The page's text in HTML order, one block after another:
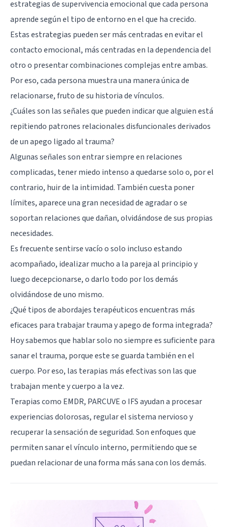
estrategias de supervivencia emocional que cada persona
aprende según el tipo de entorno en el que ha crecido.
Estas estrategias pueden ser más centradas en evitar el
contacto emocional, más centradas en la dependencia del
otro o presentar combinaciones complejas entre ambas.
Por eso, cada persona muestra una manera única de
relacionarse, fruto de su historia de vínculos.
¿Cuáles son las señales que pueden indicar que alguien está
repitiendo patrones relacionales disfuncionales derivados
de un apego ligado al trauma?
Algunas señales son entrar siempre en relaciones
complicadas, tener miedo intenso a quedarse solo o, por el
contrario, huir de la intimidad. También cuesta poner
límites, aparece una gran necesidad de agradar o se
soportan relaciones que dañan, olvidándose de sus propias
necesidades.
Es frecuente sentirse vacío o solo incluso estando
acompañado, idealizar mucho a la pareja al principio y
luego decepcionarse, o darlo todo por los demás
olvidándose de uno mismo.
¿Qué tipos de abordajes terapéuticos encuentras más
eficaces para trabajar trauma y apego de forma integrada?
Hoy sabemos que hablar solo no siempre es suficiente para
sanar el trauma, porque este se guarda también en el
cuerpo. Por eso, las terapias más efectivas son las que
trabajan mente y cuerpo a la vez.
Terapias como EMDR, PARCUVE o IFS ayudan a procesar
experiencias dolorosas, regular el sistema nervioso y
recuperar la sensación de seguridad. Son enfoques que
permiten sanar el vínculo interno, permitiendo que se
puedan relacionar de una forma más sana con los demás.